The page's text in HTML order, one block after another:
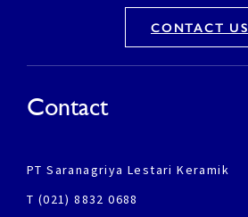
CONTACT US
Contact
PT Saranagriya Lestari Keramik
T (021) 8832 0688